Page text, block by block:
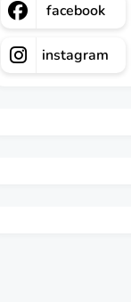
facebook
instagram